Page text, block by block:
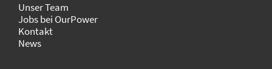
Unser Team
Jobs bei OurPower
Kontakt
News